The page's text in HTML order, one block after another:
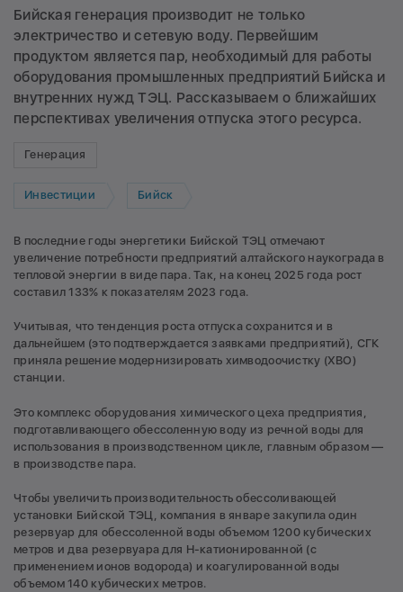
Бийская генерация производит не только
электричество и сетевую воду. Первейшим
продуктом является пар, необходимый для работы
оборудования промышленных предприятий Бийска и
внутренних нужд ТЭЦ. Рассказываем о ближайших
перспективах увеличения отпуска этого ресурса.
Генерация
Инвестиции Бийск
В последние годы энергетики Бийской ТЭЦ отмечают
увеличение потребности предприятий алтайского наукограда в
тепловой энергии в виде пара. Так, на конец 2025 года рост
составил 133% к показателям 2023 года.
Учитывая, что тенденция роста отпуска сохранится и в
дальнейшем (это подтверждается заявками предприятий), СГК
приняла решение модернизировать химводоочистку (ХВО)
станции.
Это комплекс оборудования химического цеха предприятия,
подготавливающего обессоленную воду из речной воды для
использования в производственном цикле, главным образом —
в производстве пара.
Чтобы увеличить производительность обессоливающей
установки Бийской ТЭЦ, компания в январе закупила один
резервуар для обессоленной воды объемом 1200 кубических
метров и два резервуара для Н-катионированной (с
применением ионов водорода) и коагулированной воды
объемом 140 кубических метров.